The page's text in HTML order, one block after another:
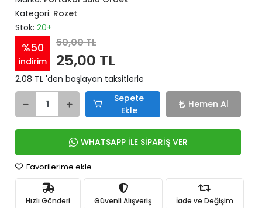
Kategori: Rozet
Stok: 20+
%50
indirim
50,00 TL
25,00 TL
2,08 TL 'den başlayan taksitlerle
Sepete
Ekle
Hemen Al
WHATSAPP İLE SİPARİŞ VER
Favorilerime ekle
Hızlı Gönderi Güvenli Alışveriş İade ve Değişim